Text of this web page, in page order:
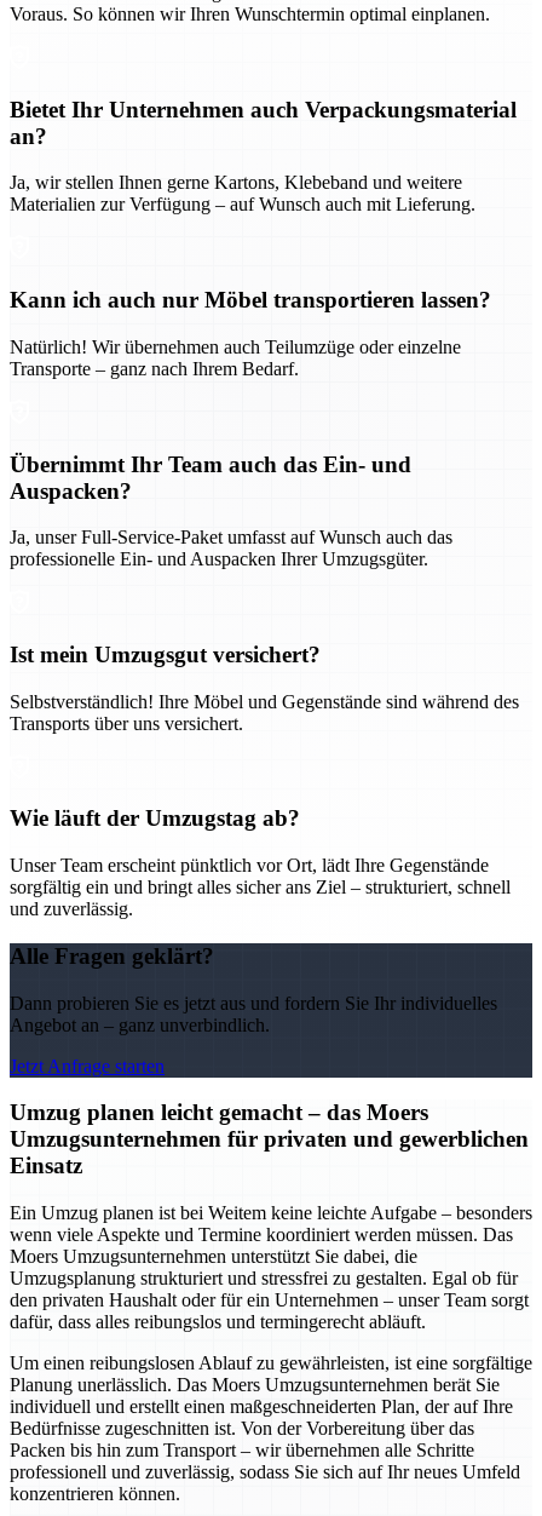
Voraus. So können wir Ihren Wunschtermin optimal einplanen.
Bietet Ihr Unternehmen auch Verpackungsmaterial
an?
Ja, wir stellen Ihnen gerne Kartons, Klebeband und weitere
Materialien zur Verfügung – auf Wunsch auch mit Lieferung.
Kann ich auch nur Möbel transportieren lassen?
Natürlich! Wir übernehmen auch Teilumzüge oder einzelne
Transporte – ganz nach Ihrem Bedarf.
Übernimmt Ihr Team auch das Ein- und
Auspacken?
Ja, unser Full-Service-Paket umfasst auf Wunsch auch das
professionelle Ein- und Auspacken Ihrer Umzugsgüter.
Ist mein Umzugsgut versichert?
Selbstverständlich! Ihre Möbel und Gegenstände sind während des
Transports über uns versichert.
Wie läuft der Umzugstag ab?
Unser Team erscheint pünktlich vor Ort, lädt Ihre Gegenstände
sorgfältig ein und bringt alles sicher ans Ziel – strukturiert, schnell
und zuverlässig.
Alle Fragen geklärt?
Dann probieren Sie es jetzt aus und fordern Sie Ihr individuelles
Angebot an – ganz unverbindlich.
Jetzt Anfrage starten
Umzug planen leicht gemacht – das Moers
Umzugsunternehmen für privaten und gewerblichen
Einsatz
Ein Umzug planen ist bei Weitem keine leichte Aufgabe – besonders
wenn viele Aspekte und Termine koordiniert werden müssen. Das
Moers Umzugsunternehmen unterstützt Sie dabei, die
Umzugsplanung strukturiert und stressfrei zu gestalten. Egal ob für
den privaten Haushalt oder für ein Unternehmen – unser Team sorgt
dafür, dass alles reibungslos und termingerecht abläuft.
Um einen reibungslosen Ablauf zu gewährleisten, ist eine sorgfältige
Planung unerlässlich. Das Moers Umzugsunternehmen berät Sie
individuell und erstellt einen maßgeschneiderten Plan, der auf Ihre
Bedürfnisse zugeschnitten ist. Von der Vorbereitung über das
Packen bis hin zum Transport – wir übernehmen alle Schritte
professionell und zuverlässig, sodass Sie sich auf Ihr neues Umfeld
konzentrieren können.